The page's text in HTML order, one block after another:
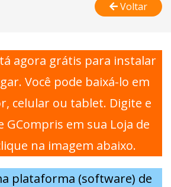
Voltar
agora grátis para instalar
Você pode baixá-lo em
celular ou tablet. Digite e
GCompris em sua Loja de
na imagem abaixo.
plataforma (software) de